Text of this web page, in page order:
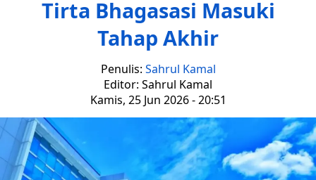
Tirta Bhagasasi Masuki
Tahap Akhir
Penulis: Sahrul Kamal
Editor: Sahrul Kamal
Kamis, 25 Jun 2026 - 20:51